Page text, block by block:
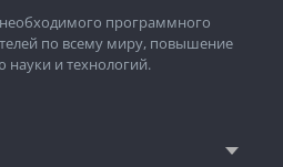
программного
по всему миру, повышение
и технологий.